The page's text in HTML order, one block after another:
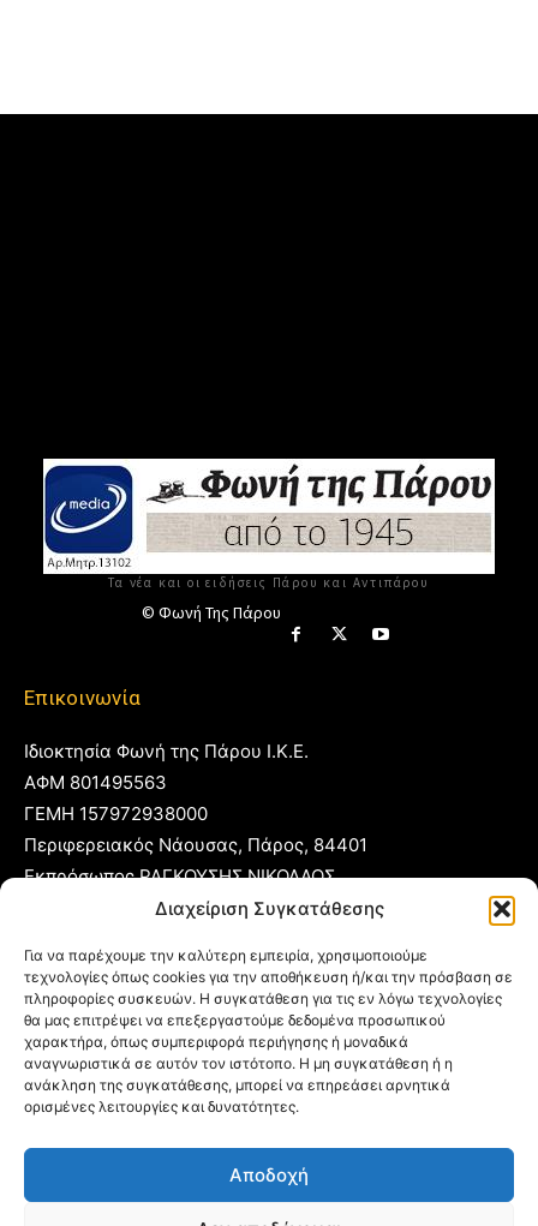
Διαχείριση Συγκατάθεσης
Για να παρέχουμε την καλύτερη εμπειρία, χρησιμοποιούμε
τεχνολογίες όπως cookies για την αποθήκευση ή/και την πρόσβαση σε
πληροφορίες συσκευών. Η συγκατάθεση για τις εν λόγω τεχνολογίες
θα μας επιτρέψει να επεξεργαστούμε δεδομένα προσωπικού
χαρακτήρα, όπως συμπεριφορά περιήγησης ή μοναδικά
αναγνωριστικά σε αυτόν τον ιστότοπο. Η μη συγκατάθεση ή η
ανάκληση της συγκατάθεσης, μπορεί να επηρεάσει αρνητικά
ορισμένες λειτουργίες και δυνατότητες.
Αποδοχή
Τα νέα και οι ειδήσεις Πάρου και Αντιπάρου
© Φωνή Της Πάρου
Επικοινωνία
Ιδιοκτησία Φωνή της Πάρου Ι.Κ.Ε.
ΑΦΜ 801495563
ΓΕΜΗ 157972938000
Περιφερειακός Νάουσας, Πάρος, 84401
Εκπρόσωπος ΡΑΓΚΟΥΣΗΣ ΝΙΚΟΛΑΟΣ
Κ:6977 248885
E:foni@typoparos.gr(για αγγελίες:sales@typoparos.gr)
Πολιτική απορρήτου & Cookies